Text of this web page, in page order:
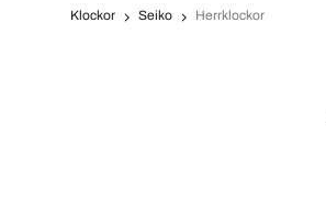
Klockor Seiko Herrklockor